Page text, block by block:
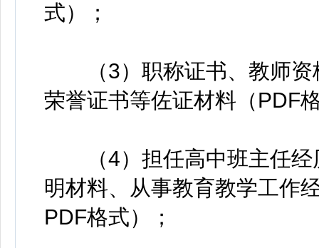
式）；
（3）职称证书、教师资
荣誉证书等佐证材料（PDF
（4）担任高中班主任经
明材料、从事教育教学工作
PDF格式）；